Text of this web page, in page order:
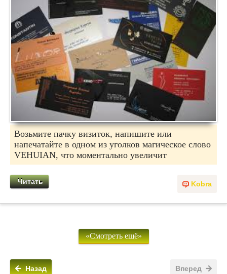
Возьмите пачку визиток, напишите или
напечатайте в одном из уголков магическое слово
VEHUIAN, что моментально увеличит
Kobra
Читать
«Смотреть ещё»
Вперед
Назад